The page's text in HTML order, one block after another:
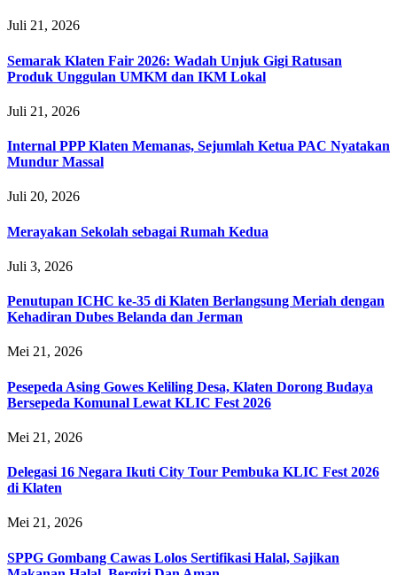
Juli 21, 2026
Semarak Klaten Fair 2026: Wadah Unjuk Gigi Ratusan
Produk Unggulan UMKM dan IKM Lokal
Juli 21, 2026
Internal PPP Klaten Memanas, Sejumlah Ketua PAC Nyatakan
Mundur Massal
Juli 20, 2026
Merayakan Sekolah sebagai Rumah Kedua
Juli 3, 2026
Penutupan ICHC ke-35 di Klaten Berlangsung Meriah dengan
Kehadiran Dubes Belanda dan Jerman
Mei 21, 2026
Pesepeda Asing Gowes Keliling Desa, Klaten Dorong Budaya
Bersepeda Komunal Lewat KLIC Fest 2026
Mei 21, 2026
Delegasi 16 Negara Ikuti City Tour Pembuka KLIC Fest 2026
di Klaten
Mei 21, 2026
SPPG Gombang Cawas Lolos Sertifikasi Halal, Sajikan